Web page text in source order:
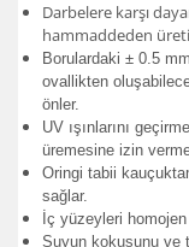
Darbelere karşı
hammaddeden
Borulardaki ± 0.5
ovallikten
önler.
UV ışınlarını
üremesine izin
Oringi tabii
sağlar.
İç yüzeyleri
Suyun kokusunu ve